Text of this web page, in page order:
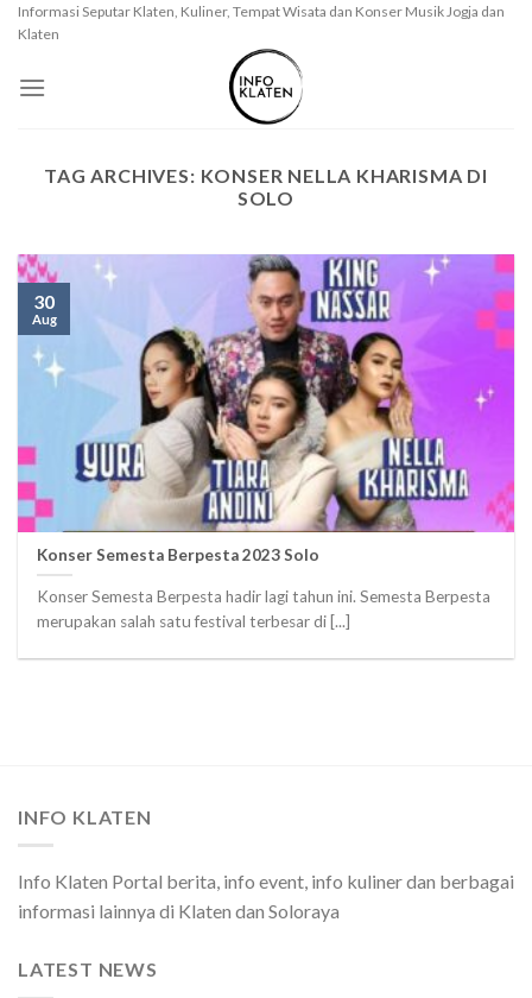
SkipInformasi Seputar Klaten, Kuliner, Tempat Wisata dan Konser Musik Jogja dan
Klaten
TAG ARCHIVES: KONSER NELLA KHARISMA DI
SOLO
Konser Semesta Berpesta 2023 Solo
Konser Semesta Berpesta hadir lagi tahun ini. Semesta Berpesta
merupakan salah satu festival terbesar di [...]
30
Aug
INFO KLATEN
Info Klaten Portal berita, info event, info kuliner dan berbagai
informasi lainnya di Klaten dan Soloraya
LATEST NEWS